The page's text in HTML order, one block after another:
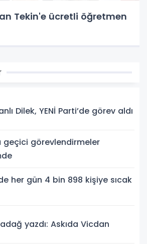
Tekin'e ücretli öğretmen
Dilek, YENİ Parti’de görev aldı
geçici görevlendirmeler
her gün 4 bin 898 kişiye sıcak
yazdı: Askıda Vicdan